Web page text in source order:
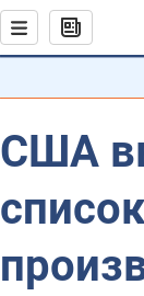
США